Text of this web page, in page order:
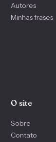
Autores
Minhas frases
O site
Sobre
Contato